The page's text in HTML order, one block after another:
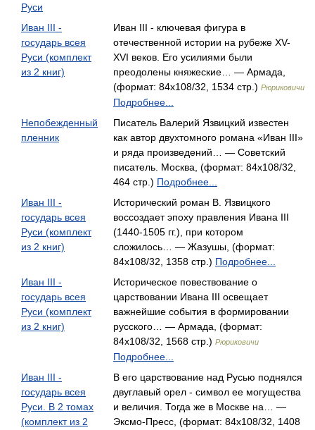
Руси
Иван III -
государь всея
Руси (комплект
из 2 книг)
Иван III - ключевая фигура в
отечественной истории на рубеже XV-
XVI веков. Его усилиями были
преодолены княжеские… — Армада,
(формат: 84x108/32, 1534 стр.) Рюриковичи
Подробнее...
Непобежденный
пленник
Писатель Валерий Язвицкий известен
как автор двухтомного романа «Иван III»
и ряда произведений… — Советский
писатель. Москва, (формат: 84x108/32,
464 стр.) Подробнее...
Иван III -
государь всея
Руси (комплект
из 2 книг)
Исторический роман В. Язвицкого
воссоздает эпоху правления Ивана III
(1440-1505 гг.), при котором
сложилось… — Жазушы, (формат:
84x108/32, 1358 стр.) Подробнее...
Иван III -
государь всея
Руси (комплект
из 2 книг)
Историческое повествование о
царствовании Ивана III освещает
важнейшие события в формировании
русского… — Армада, (формат:
84x108/32, 1568 стр.) Рюриковичи
Подробнее...
Иван III -
государь всея
Руси. В 2 томах
(комплект из 2
В его царствование над Русью поднялся
двуглавый орел - символ ее могущества
и величия. Тогда же в Москве на… —
Эксмо-Пресс, (формат: 84x108/32, 1408